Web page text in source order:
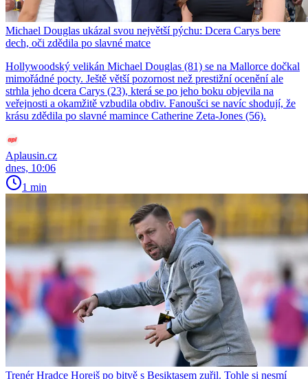
Michael Douglas ukázal svou největší pýchu: Dcera Carys bere
dech, oči zdědila po slavné matce
Hollywoodský velikán Michael Douglas (81) se na Mallorce dočkal
mimořádné pocty. Ještě větší pozornost než prestižní ocenění ale
strhla jeho dcera Carys (23), která se po jeho boku objevila na
veřejnosti a okamžitě vzbudila obdiv. Fanoušci se navíc shodují, že
krásu zdědila po slavné mamince Catherine Zeta-Jones (56).
Aplausin.cz
dnes, 10:06
1 min
Trenér Hradce Horejš po bitvě s Besiktasem zuřil. Tohle si nesmí